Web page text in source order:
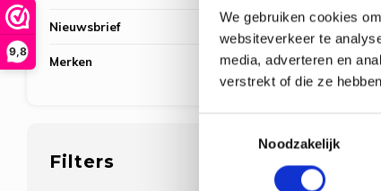
We gebruiken cookies
websiteverkeer te
media, adverteren en
verstrekt of die ze
Noodzakelijk
9,8
Nieuwsbrief
Merken
Filters